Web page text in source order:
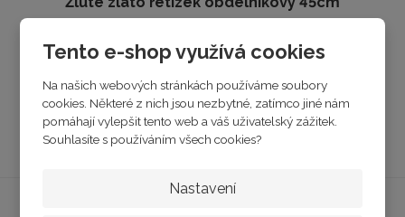
Tento e-shop využívá cookies
Na našich webových stránkách používáme soubory
cookies. Některé z nich jsou nezbytné, zatímco jiné nám
pomáhají vylepšit tento web a váš uživatelský zážitek.
Souhlasíte s používáním všech cookies?
Nastavení
skladem
34 060 Kč
Koupit